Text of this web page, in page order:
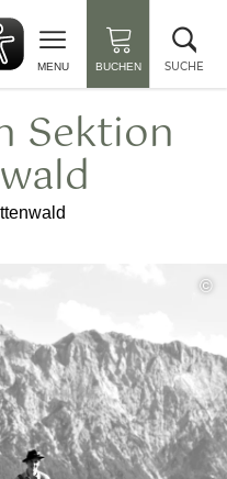
MENU BUCHEN SUCHE
Sektion
©